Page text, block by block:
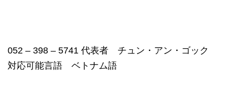
052 – 398 – 5741 代表者 チュン・アン・ゴック
対応可能言語 ベトナム語